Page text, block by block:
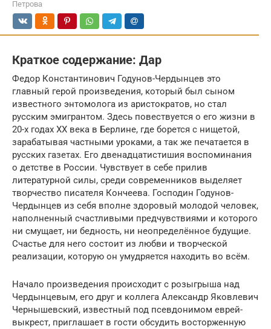
Петрова
Краткое содержание: Дар
Федор Константинович Годунов-Чердынцев это
главный герой произведения, который был сыном
известного энтомолога из аристократов, но стал
русским эмигрантом. Здесь повествуется о его жизни в
20-х годах XX века в Берлине, где борется с нищетой,
зарабатывая частными уроками, а так же печатается в
русских газетах. Его двенадцатистишия воспоминания
о детстве в России. Чувствует в себе прилив
литературной силы, среди современников выделяет
творчество писателя Кончеева. Господин Годунов-
Чердынцев из себя вполне здоровый молодой человек,
наполненный счастливыми предчувствиями и которого
ни смущает, ни бедность, ни неопределённое будущие.
Счастье для него состоит из любви и творческой
реализации, которую он умудряется находить во всём.
Начало произведения происходит с розыгрыша над
Чердынцевым, его друг и коллега Александр Яковлевич
Чернышевский, известный под псевдонимом еврей-
выкрест, приглашает в гости обсудить восторженную